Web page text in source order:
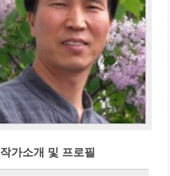
작가소개 및 프로필